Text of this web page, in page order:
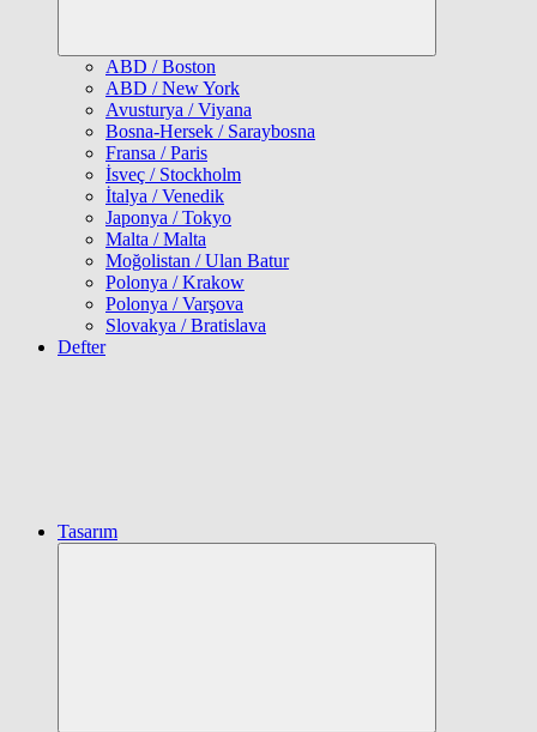
ABD / Boston
ABD / New York
Avusturya / Viyana
Bosna-Hersek / Saraybosna
Fransa / Paris
İsveç / Stockholm
İtalya / Venedik
Japonya / Tokyo
Malta / Malta
Moğolistan / Ulan Batur
Polonya / Krakow
Polonya / Varşova
Slovakya / Bratislava
Defter
Tasarım